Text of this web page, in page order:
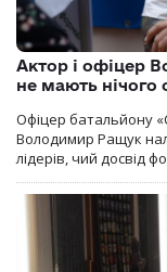
Актор і офіцер
не мають нічого
Офіцер батальйону
Володимир Ращук
лідерів, чий досвід